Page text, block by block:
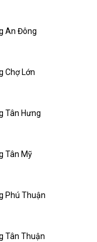
An Đông
Chợ Lớn
Tân Hưng
Tân Mỹ
Phú Thuận
Tân Thuận